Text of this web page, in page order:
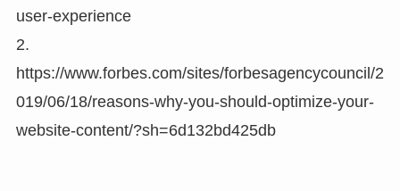
user-experience
2.
https://www.forbes.com/sites/forbesagencycouncil/2
019/06/18/reasons-why-you-should-optimize-your-
website-content/?sh=6d132bd425db